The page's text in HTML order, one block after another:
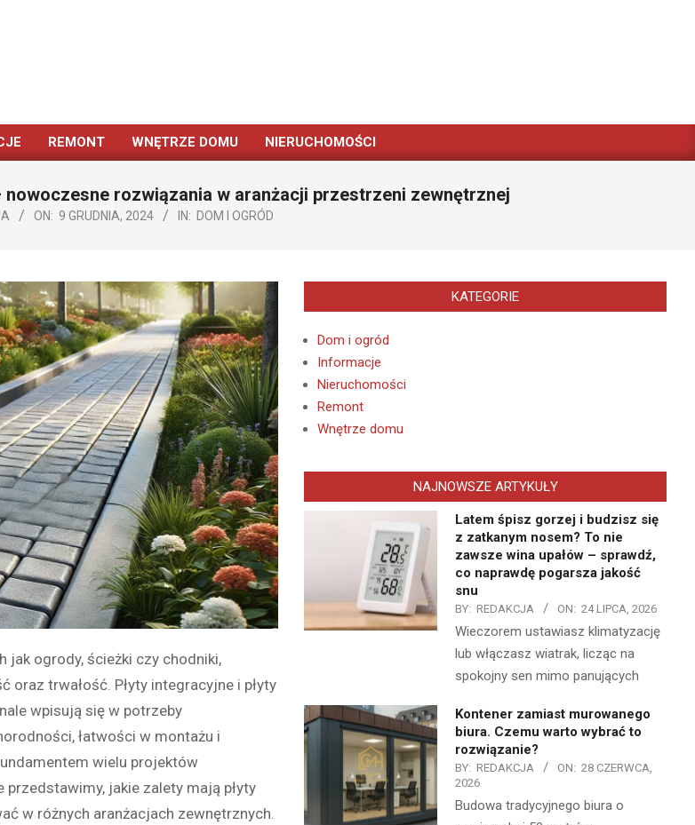
Primary
Menu
REMONT WNĘTRZE DOMU NIERUCHOMOŚCI
nowoczesne rozwiązania w aranżacji przestrzeni zewnętrznej
ON: 9 GRUDNIA, 2024 IN: DOM I OGRÓD
ogrody, ścieżki czy chodniki,
trwałość. Płyty integracyjne i płyty
wpisują się w potrzeby
łatwości w montażu i
wielu projektów
jakie zalety mają płyty
w różnych aranżacjach zewnętrznych.
KATEGORIE
Dom i ogród
Informacje
Nieruchomości
Remont
Wnętrze domu
NAJNOWSZE ARTYKUŁY
Latem śpisz gorzej i budzisz się
z zatkanym nosem? To nie
zawsze wina upałów – sprawdź,
co naprawdę pogarsza jakość
snu
BY: REDAKCJA ON: 24 LIPCA, 2026
Wieczorem ustawiasz klimatyzację
lub włączasz wiatrak, licząc na
spokojny sen mimo panujących
Kontener zamiast murowanego
biura. Czemu warto wybrać to
rozwiązanie?
BY: REDAKCJA ON: 28 CZERWCA,
2026
Budowa tradycyjnego biura o